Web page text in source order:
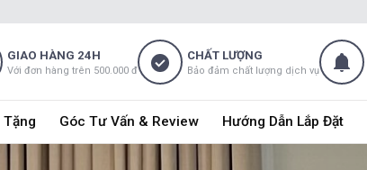
GIAO HÀNG 24H
Với đơn hàng trên 500.000 đ
CHẤT LƯỢNG
Bảo đảm chất lượng dịch vụ
Tặng Góc Tư Vấn & Review Hướng Dẫn Lắp Đặt